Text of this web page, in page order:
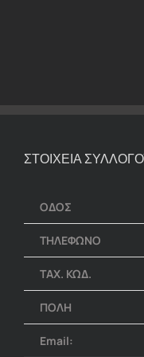
ΣΤΟΙΧΕΙΑ
ΟΔΟΣ
ΤΗΛΕΦΩΝΟ
ΤΑΧ. ΚΩΔ.
ΠΟΛΗ
Email: